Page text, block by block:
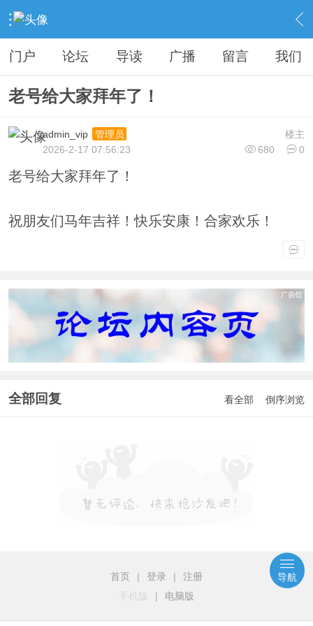
› 老号专版 › 老号发布 › 内容
门户 论坛 导读 广播 留言 我们
老号给大家拜年了！
楼主
admin_vip
管理员
680
0
2026-2-17 07:56:23
老号给大家拜年了！
祝朋友们马年吉祥！快乐安康！合家欢乐！
全部回复 看全部 倒序浏览
首页 | 登录 |
注册
手机版
| 电脑版
导航